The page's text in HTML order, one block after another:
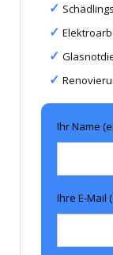
Ihr Name
Ihre E-Mail